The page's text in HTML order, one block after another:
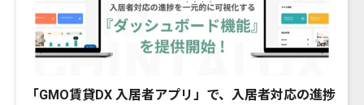
「GMO賃貸DX 入居者アプリ」で、入居者対応の進捗